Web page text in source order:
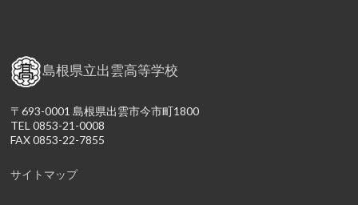
島根県立出雲高等学校
〒693-0001 島根県出雲市今市町1800
TEL 0853-21-0008
FAX 0853-22-7855
サイトマップ